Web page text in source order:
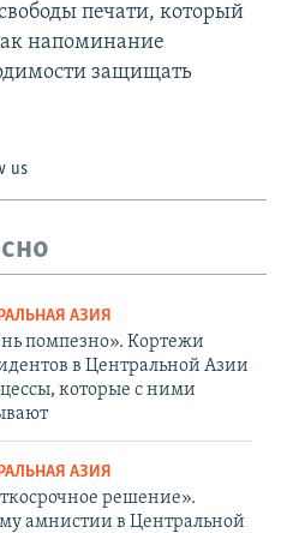
печати, который
напоминание
защищать
us
АЗИЯ
помпезно». Кортежи
в Центральной Азии
которые с ними
АЗИЯ
решение».
амнистии в Центральной